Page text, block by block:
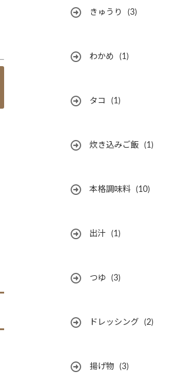
きゅうり (3)
わかめ (1)
タコ (1)
炊き込みご飯 (1)
本格調味料 (10)
出汁 (1)
つゆ (3)
ドレッシング (2)
揚げ物 (3)